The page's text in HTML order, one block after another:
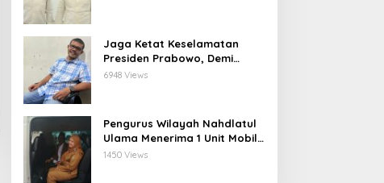
Jaga Ketat Keselamatan
Presiden Prabowo, Demi
Mengembalikan Indonesia
6948 Views
Pengurus Wilayah Nahdlatul
Ulama Menerima 1 Unit Mobil
dari Wali Kota Bandar
1450 Views